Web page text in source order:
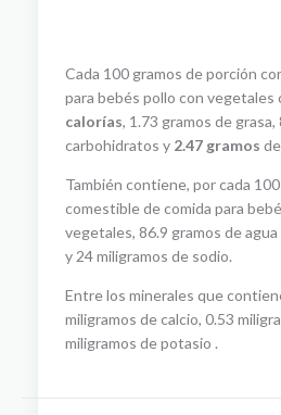
Cada 100 gramos de porción
para bebés pollo con vegetales
calorías, 1.73 gramos de
carbohidratos y 2.47 gramos
También contiene, por cada
comestible de comida para
vegetales, 86.9 gramos de
y 24 miligramos de sodio.
Entre los minerales que
miligramos de calcio, 0.53
miligramos de potasio .